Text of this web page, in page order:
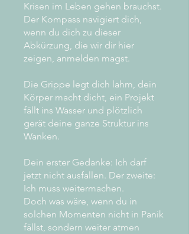
Krisen im Leben gehen brauchst.
Der Kompass navigiert dich,
wenn du dich zu dieser
Abkürzung, die wir dir hier
zeigen, anmelden magst.
Die Grippe legt dich lahm, dein
Körper macht dicht, ein Projekt
fällt ins Wasser und plötzlich
gerät deine ganze Struktur ins
Wanken.
Dein erster Gedanke: Ich darf
jetzt nicht ausfallen. Der zweite:
Ich muss weitermachen.
Doch was wäre, wenn du in
solchen Momenten nicht in Panik
fällst, sondern weiter atmen